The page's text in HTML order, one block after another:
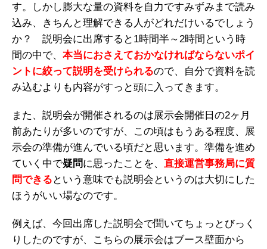
す。しかし膨大な量の資料を自力ですみずみまで読み
込み、きちんと理解できる人がどれだけいるでしょう
か？ 説明会に出席すると1時間半～2時間という時
間の中で、 本当におさえておかなければならないポイ
ントに絞って説明を受けられるので、自分で資料を読
み込むよりも内容がすっと頭に入ってきます。
また、説明会が開催されるのは展示会開催日の2ヶ月
前あたりが多いのですが、この頃はもうある程度、展
示会の準備が進んでいる頃だと思います。準備を進め
ていく中で疑問に思ったことを、 直接運営事務局に質
問できる という意味でも説明会というのは大切にした
ほうがいい場なのです。
例えば、今回出席した説明会で聞いてちょっとびっく
りしたのですが、こちらの展示会はブース壁面から